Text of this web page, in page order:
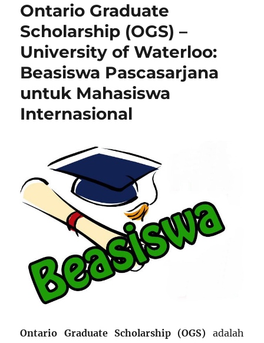
Ontario Graduate
Scholarship (OGS) –
University of Waterloo:
Beasiswa Pascasarjana
untuk Mahasiswa
Internasional
Ontario Graduate Scholarship (OGS) adalah